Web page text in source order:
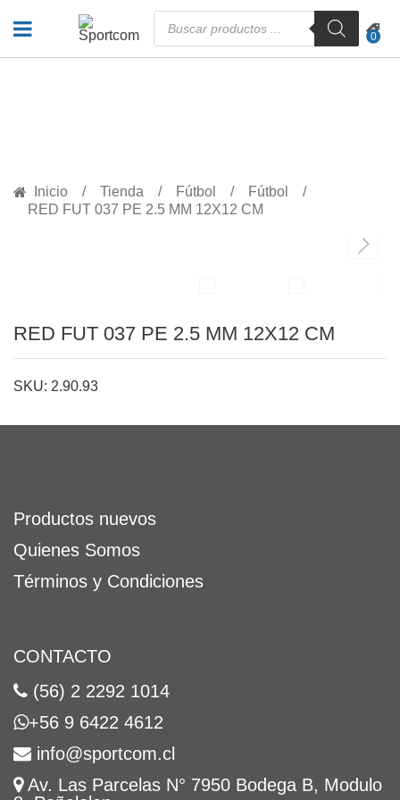
Búsqueda
de
productos
0
Inicio Tienda Fútbol
Fútbol
RED FUT 037 PE 2.5 MM 12X12 CM
RED FUT 037 PE 2.5 MM 12X12 CM
SKU: 2.90.93
Productos nuevos
Quienes Somos
Términos y Condiciones
CONTACTO
(56) 2 2292 1014
+56 9 6422 4612
info@sportcom.cl
Av. Las Parcelas N° 7950 Bodega B, Modulo